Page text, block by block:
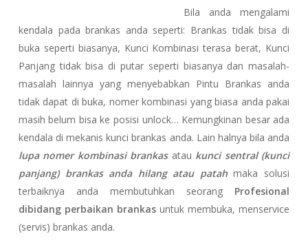
Bila anda mengalami
kendala pada brankas anda seperti: Brankas tidak bisa di
buka seperti biasanya, Kunci Kombinasi terasa berat, Kunci
Panjang tidak bisa di putar seperti biasanya dan masalah-
masalah lainnya yang menyebabkan Pintu Brankas anda
tidak dapat di buka, nomer kombinasi yang biasa anda pakai
masih belum bisa ke posisi unlock… Kemungkinan besar ada
kendala di mekanis kunci brankas anda. Lain halnya bila anda
lupa nomer kombinasi brankasatau kunci sentral (kunci
panjang) brankas anda hilang atau patahmaka solusi
terbaiknya anda membutuhkan seorang Profesional
dibidang perbaikan brankas untuk membuka, menservice
(servis) brankas anda.